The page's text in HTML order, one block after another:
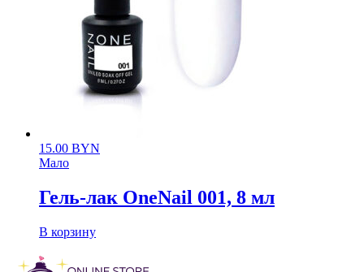
15.00 BYN
Мало
Гель-лак OneNail 001, 8 мл
В корзину